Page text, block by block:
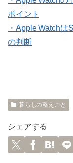
ポイント
・Apple Watch
の判断
暮らしの整えごと
シェアする